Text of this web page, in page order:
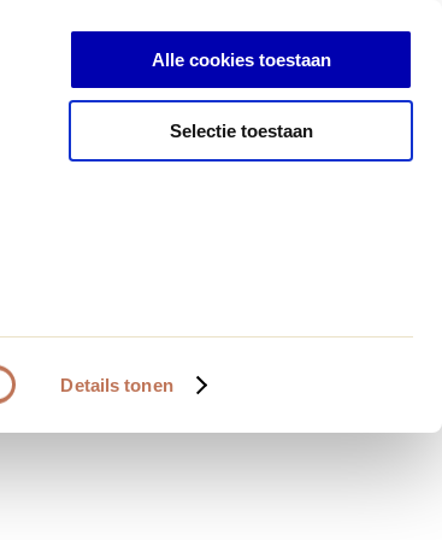
Details tonen
Alle cookies toestaan
Selectie toestaan
Log in